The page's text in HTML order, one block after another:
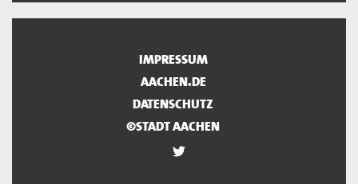
IMPRESSUM
AACHEN.DE
DATENSCHUTZ
©STADT AACHEN